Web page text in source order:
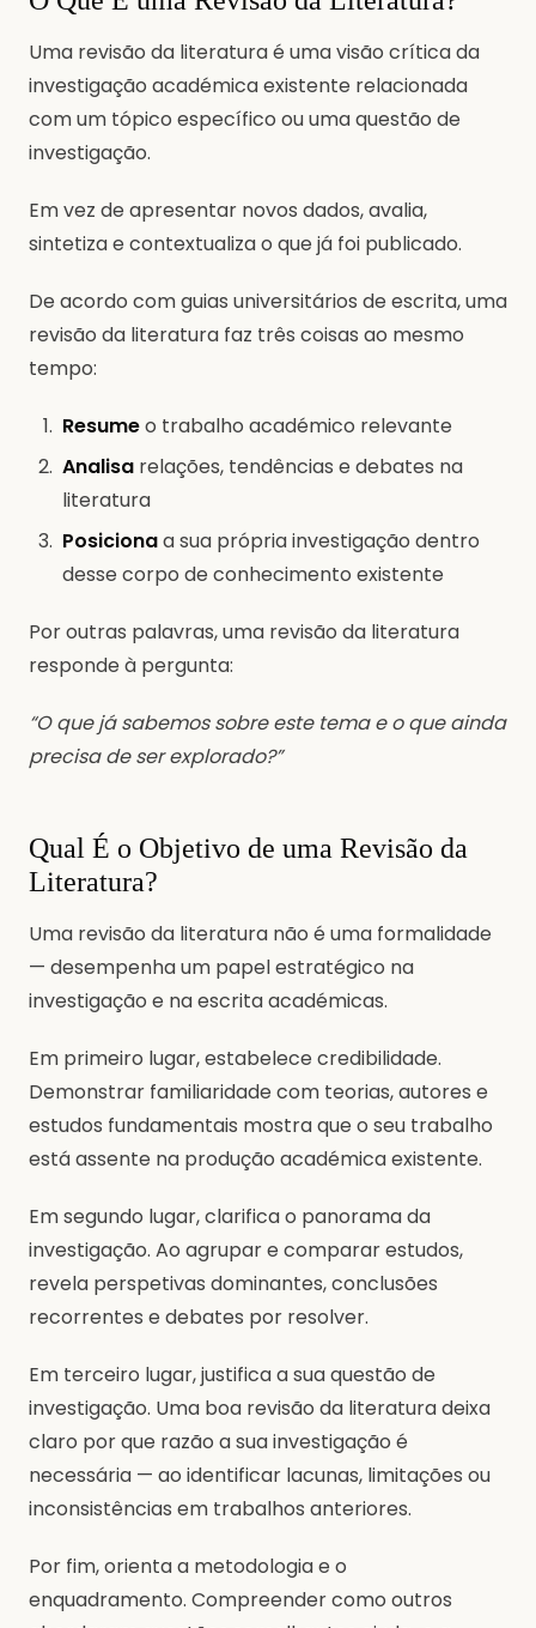
Uma revisão da literatura é uma visão crítica da
investigação académica existente relacionada
com um tópico específico ou uma questão de
investigação.
Em vez de apresentar novos dados, avalia,
sintetiza e contextualiza o que já foi publicado.
De acordo com guias universitários de escrita, uma
revisão da literatura faz três coisas ao mesmo
tempo:
Resumeo trabalho académico relevante
Analisa relações, tendências e debates na
literatura
Posicionaa sua própria investigação dentro
desse corpo de conhecimento existente
Por outras palavras, uma revisão da literatura
responde à pergunta:
“O que já sabemos sobre este tema e o que ainda
precisa de ser explorado?”
Qual É o Objetivo de uma Revisão da
Literatura?
Uma revisão da literatura não é uma formalidade
— desempenha um papel estratégico na
investigação e na escrita académicas.
Em primeiro lugar, estabelece credibilidade.
Demonstrar familiaridade com teorias, autores e
estudos fundamentais mostra que o seu trabalho
está assente na produção académica existente.
Em segundo lugar, clarifica o panorama da
investigação. Ao agrupar e comparar estudos,
revela perspetivas dominantes, conclusões
recorrentes e debates por resolver.
Em terceiro lugar, justifica a sua questão de
investigação. Uma boa revisão da literatura deixa
claro por que razão a sua investigação é
necessária — ao identificar lacunas, limitações ou
inconsistências em trabalhos anteriores.
Por fim, orienta a metodologia e o
enquadramento. Compreender como outros